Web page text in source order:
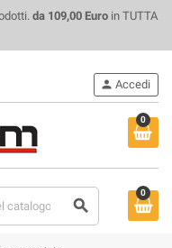
da 109,00 Euro in TUTTA
0
search
person Accedi
0